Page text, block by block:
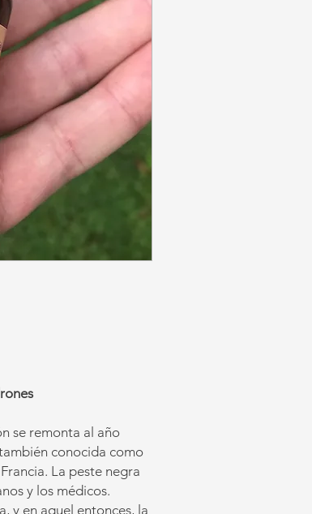
se remonta al año
conocida como
La peste negra
y los médicos.
y en aquel entonces, la